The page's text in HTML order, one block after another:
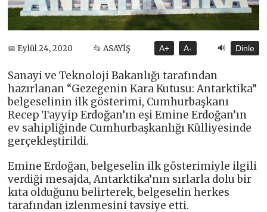
📅 Eylül 24, 2020 📂 ASAYİŞ A+ A- 🔊 Dinle
Sanayi ve Teknoloji Bakanlığı tarafından
hazırlanan “Gezegenin Kara Kutusu: Antarktika”
belgeselinin ilk gösterimi, Cumhurbaşkanı
Recep Tayyip Erdoğan’ın eşi Emine Erdoğan’ın
ev sahipliğinde Cumhurbaşkanlığı Külliyesinde
gerçekleştirildi.
Emine Erdoğan, belgeselin ilk gösterimiyle ilgili
verdiği mesajda, Antarktika’nın sırlarla dolu bir
kıta olduğunu belirterek, belgeselin herkes
tarafından izlenmesini tavsiye etti.